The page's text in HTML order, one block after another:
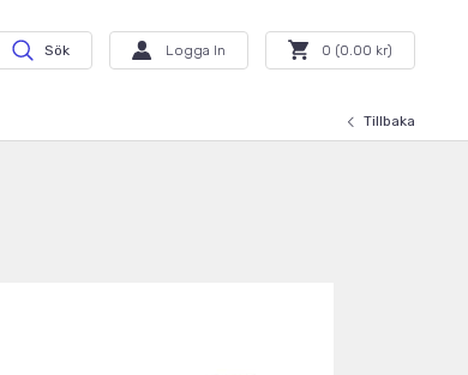
Sök Logga In 0 (0.00 kr)
Tillbaka